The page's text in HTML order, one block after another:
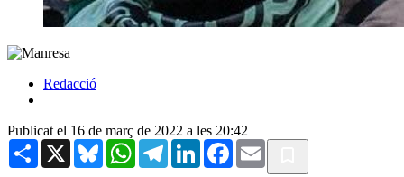
Redacció
Publicat el 16 de març de 2022 a les 20:42
Share X BlueskyWhatsAppTelegramLinkedInFacebook
Email